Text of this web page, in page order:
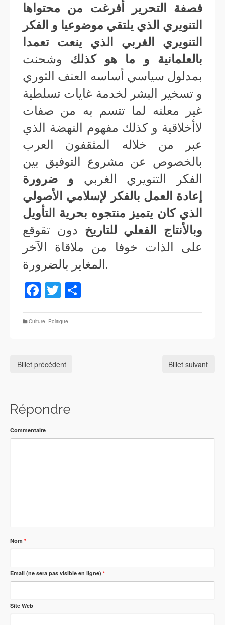
فصفة التحرير أفرغت من محتواها
التنويري الذي يلتقي موضوعيا و الفكر
التنويري الغربي الذي ينعت تعمدا
بالعلمانية و ما هو كذلك وشحنت
بمدلول سياسي أساسه العنف الثوري
و تسخير البشر لخدمة غايات تسلطية
غير معلنه لما تتسم به من صفات
لاأخلاقية و كذلك مفهوم النهضة الذي
عبر من خلاله المثقفون العرب
بالخصوص عن مشروع التوفيق بين
الفكر التنويري الغربي و ضرورة
إعادة العمل بالفكر لإسلامي الأصولي
الذي كان يتميز منتجوه بحرية التأويل
وبالأنتاج الفعلي للتاريخ دون تقوقع
على الذات خوفا من ملاقاة الآخر
المغاير بالضرورة.
Facebook
Twitter
Culture Politique
Billet précédent Billet suivant
Répondre
Commentaire
Nom *
Email (ne sera pas visible en ligne) *
Site Web